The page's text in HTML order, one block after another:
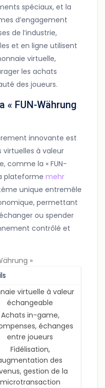
spéciaux, et la
d’engagement
de l’industrie,
et en ligne utilisent
virtuelle,
les achats
des joueurs.
« FUN-Währung
innovante est
à valeur
comme la « FUN-
plateformemehr
unique entremêle
permettant
ou spender
contrôlé et
»
virtuelle à valeur
échangeable
Achats in-game,
échanges
entre joueurs
Fidélisation,
des
gestion de la
microtransaction